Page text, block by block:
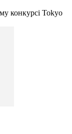
конкурсі Tokyo